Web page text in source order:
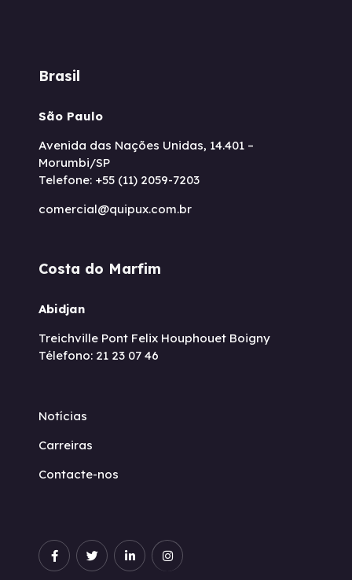
Brasil
São Paulo
Avenida das Nações Unidas, 14.401 –
Morumbi/SP
Telefone: +55 (11) 2059-7203
comercial@quipux.com.br
Costa do Marfim
Abidjan
Treichville Pont Felix Houphouet Boigny
Télefono: 21 23 07 46
Notícias
Carreiras
Contacte-nos